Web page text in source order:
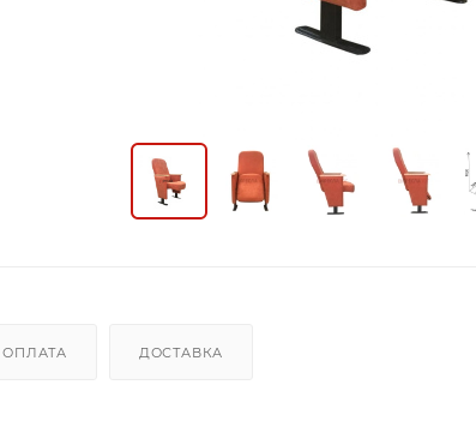
ОПЛАТА ДОСТАВКА